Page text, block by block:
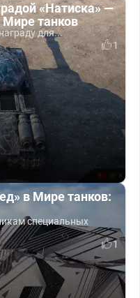
«Натиска» —
Мире танков
для...
1
в Мире танков:
специальных
1